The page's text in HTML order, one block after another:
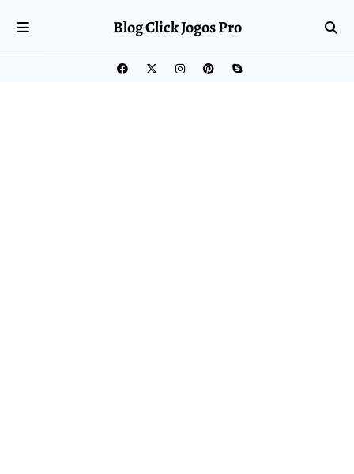
Blog Click Jogos Pro